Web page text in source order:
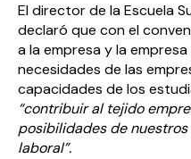
El director de la Escuela
declaró que con el
a la empresa y la
necesidades de las
capacidades de los
“contribuir al tejido
posibilidades de
laboral”.